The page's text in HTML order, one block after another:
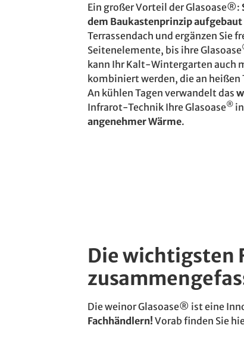
Ein großer Vorteil der Glasoase®:
dem Baukastenprinzip aufgebaut
Terrassendach und ergänzen Sie
Seitenelemente, bis ihre Glasoase
kann Ihr Kalt-Wintergarten auch
kombiniert werden, die an heißen
An kühlen Tagen verwandelt das
Infrarot-Technik Ihre Glasoase®
angenehmer Wärme.
Die wichtigsten
Die weinor Glasoase® ist eine
Fachhändlern! Vorab finden Sie